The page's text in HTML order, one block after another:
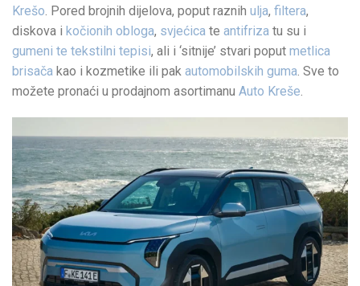
Krešo . Pored brojnih dijelova, poput raznih ulja, filtera,
diskova i kočionih obloga, svjećica te antifriza tu su i
gumeni te tekstilni tepisi, ali i ‘sitnije’ stvari poput metlica
brisača kao i kozmetike ili pak automobilskih guma . Sve to
možete pronaći u prodajnom asortimanu Auto Kreše